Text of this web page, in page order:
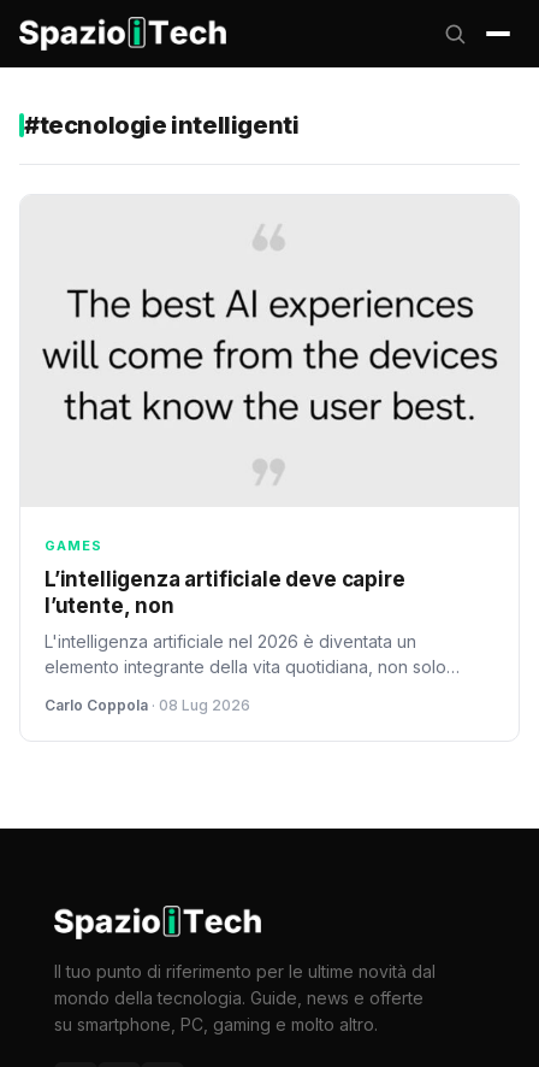
#tecnologie intelligenti
GAMES
L’intelligenza artificiale deve capire
l’utente, non
L'intelligenza artificiale nel 2026 è diventata un
elemento integrante della vita quotidiana, non solo
comprensivo. La vera rivoluzione sta nell'anticipare le
esigenze umane prima che questi si rendano conto del
Carlo Coppola · 08 Lug 2026
Il tuo punto di riferimento per le ultime novità dal
mondo della tecnologia. Guide, news e offerte
su smartphone, PC, gaming e molto altro.